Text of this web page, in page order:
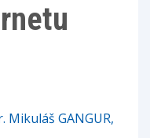
Mikuláš GANGUR,